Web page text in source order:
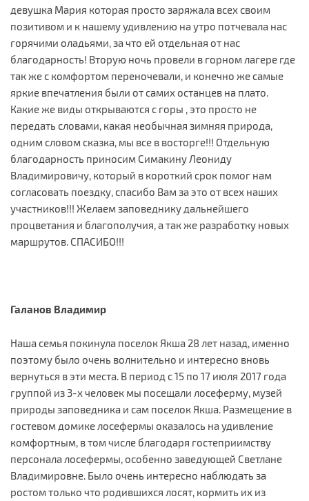
девушка Мария которая просто заряжала всех своим
позитивом и к нашему удивлению на утро потчевала нас
горячими оладьями, за что ей отдельная от нас
благодарность! Вторую ночь провели в горном лагере где
так же с комфортом переночевали, и конечно же самые
яркие впечатления были от самих останцев на плато.
Какие же виды открываются с горы , это просто не
передать словами, какая необычная зимняя природа,
одним словом сказка, мы все в восторге!!! Отдельную
благодарность приносим Симакину Леониду
Владимировичу, который в короткий срок помог нам
согласовать поездку, спасибо Вам за это от всех наших
участников!!! Желаем заповеднику дальнейшего
процветания и благополучия, а так же разработку новых
маршрутов. СПАСИБО!!!
Галанов Владимир
Наша семья покинула поселок Якша 28 лет назад, именно
поэтому было очень волнительно и интересно вновь
вернуться в эти места. В период с 15 по 17 июля 2017 года
группой из 3-х человек мы посещали лосеферму, музей
природы заповедника и сам поселок Якша. Размещение в
гостевом домике лосефермы оказалось на удивление
комфортным, в том числе благодаря гостеприимству
персонала лосефермы, особенно заведующей Светлане
Владимировне. Было очень интересно наблюдать за
ростом только что родившихся лосят, кормить их из